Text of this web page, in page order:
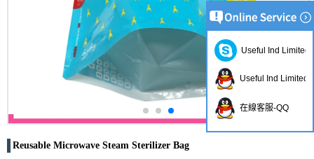
Reusable Microwave Steam Sterilizer Bag
Useful Ind Limited
Useful Ind Limited
在線客服-QQ